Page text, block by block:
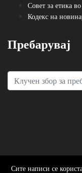
Совет за етика
Кодекс на
Пребарувај
Сите написи се